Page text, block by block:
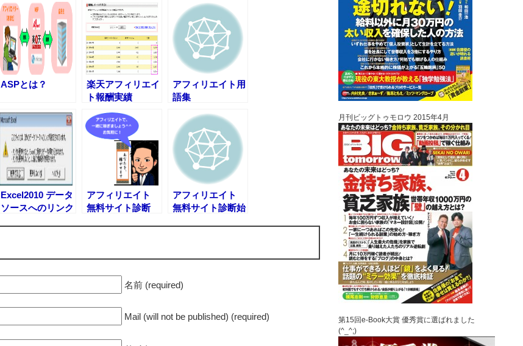
ASPとは？
楽天アフィリエイ
ト報酬実績
アフィリエイト用
語集
Excel2010 データ
ソースへのリンク
アフィリエイト
無料サイト診断
アフィリエイト
無料サイト診断始
名前 (required)
Mail (will not be published) (required)
月刊ビッグトゥモロウ 2015年4月
第15回e-Book大賞 優秀賞に選ばれました
(^_^;)